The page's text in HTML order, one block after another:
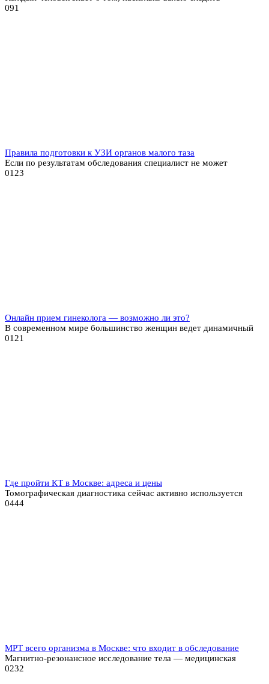
091
Правила подготовки к УЗИ органов малого таза
Если по результатам обследования специалист не может
0123
Онлайн прием гинеколога — возможно ли это?
В современном мире большинство женщин ведет динамичный
0121
Где пройти КТ в Москве: адреса и цены
Томографическая диагностика сейчас активно используется
0444
МРТ всего организма в Москве: что входит в обследование
Магнитно-резонансное исследование тела — медицинская
0232